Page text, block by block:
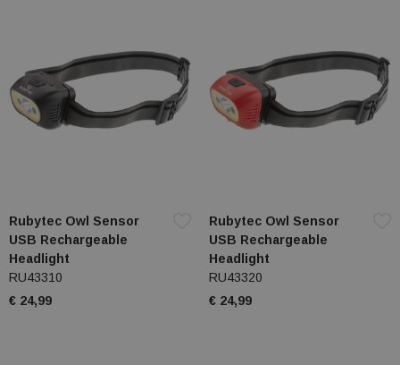
Rubytec Owl Sensor
USB Rechargeable
Headlight
RU43310
€ 24,99
Rubytec Owl Sensor
USB Rechargeable
Headlight
RU43320
€ 24,99